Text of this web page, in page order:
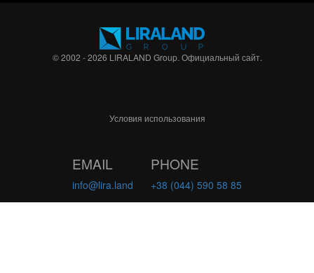
© 2002 - 2026 LIRALAND Group. Официальный сайт.
Условия использования
EMAIL
info@lira.land
PHONE
+38 (044) 590 58 85